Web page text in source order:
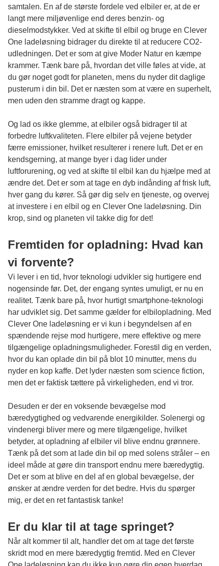
samtalen. En af de største fordele ved elbiler er, at de er
langt mere miljøvenlige end deres benzin- og
dieselmodstykker. Ved at skifte til elbil og bruge en Clever
One ladeløsning bidrager du direkte til at reducere CO2-
udledningen. Det er som at give Moder Natur en kæmpe
krammer. Tænk bare på, hvordan det ville føles at vide, at
du gør noget godt for planeten, mens du nyder dit daglige
pusterum i din bil. Det er næsten som at være en superhelt,
men uden den stramme dragt og kappe.
Og lad os ikke glemme, at elbiler også bidrager til at
forbedre luftkvaliteten. Flere elbiler på vejene betyder
færre emissioner, hvilket resulterer i renere luft. Det er en
kendsgerning, at mange byer i dag lider under
luftforurening, og ved at skifte til elbil kan du hjælpe med at
ændre det. Det er som at tage en dyb indånding af frisk luft,
hver gang du kører. Så gør dig selv en tjeneste, og overvej
at investere i en elbil og en Clever One ladeløsning. Din
krop, sind og planeten vil takke dig for det!
Fremtiden for opladning: Hvad kan
vi forvente?
Vi lever i en tid, hvor teknologi udvikler sig hurtigere end
nogensinde før. Det, der engang syntes umuligt, er nu en
realitet. Tænk bare på, hvor hurtigt smartphone-teknologi
har udviklet sig. Det samme gælder for elbilopladning. Med
Clever One ladeløsning er vi kun i begyndelsen af en
spændende rejse mod hurtigere, mere effektive og mere
tilgængelige opladningsmuligheder. Forestil dig en verden,
hvor du kan oplade din bil på blot 10 minutter, mens du
nyder en kop kaffe. Det lyder næsten som science fiction,
men det er faktisk tættere på virkeligheden, end vi tror.
Desuden er der en voksende bevægelse mod
bæredygtighed og vedvarende energikilder. Solenergi og
vindenergi bliver mere og mere tilgængelige, hvilket
betyder, at opladning af elbiler vil blive endnu grønnere.
Tænk på det som at lade din bil op med solens stråler – en
ideel måde at gøre din transport endnu mere bæredygtig.
Det er som at blive en del af en global bevægelse, der
ønsker at ændre verden for det bedre. Hvis du spørger
mig, er det en ret fantastisk tanke!
Er du klar til at tage springet?
Når alt kommer til alt, handler det om at tage det første
skridt mod en mere bæredygtig fremtid. Med en Clever